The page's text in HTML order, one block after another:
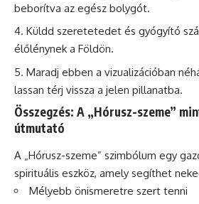
beborítva az egész bolygót.
Küldd szeretetedet és gyógyító
élőlénynek a Földön.
Maradj ebben a vizualizációban
lassan térj vissza a jelen pillanatba.
Összegzés: A „Hórusz-szeme”
útmutató
A „Hórusz-szeme” szimbólum egy
spirituális eszköz, amely segíthet
Mélyebb önismeretre szert tenni